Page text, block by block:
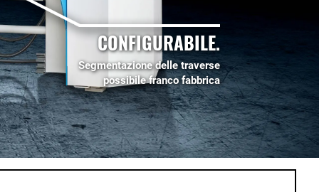
CONFIGURABILE.
Segmentazione delle traverse
possibile franco fabbrica